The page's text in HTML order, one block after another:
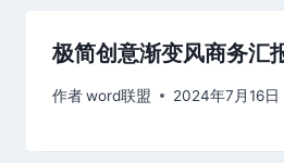
极简创意渐变风商务汇
作者word联盟 2024年7月16日